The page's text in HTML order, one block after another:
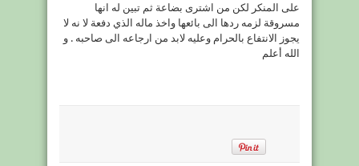
على المنكر لكن من اشترى بضاعة ثم تبين له انها
مسروقة لزمه ردها الى بائعها واخذ ماله الذي دفعة لا نه لا
يجوز الانتفاع بالحرام وعليه لابد من ارجاعه الى صاحبه . و
الله أعلم